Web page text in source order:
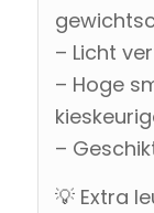
– Licht
– Hoge
–
💡 Extra